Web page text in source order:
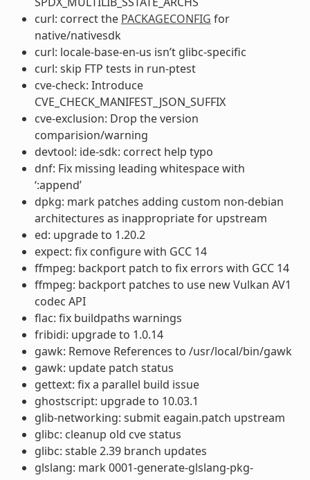
curl: correct the PACKAGECONFIG for
native/nativesdk
curl: locale-base-en-us isn’t glibc-specific
curl: skip FTP tests in run-ptest
cve-check: Introduce
CVE_CHECK_MANIFEST_JSON_SUFFIX
cve-exclusion: Drop the version
comparision/warning
devtool: ide-sdk: correct help typo
dnf: Fix missing leading whitespace with
‘:append’
dpkg: mark patches adding custom non-debian
architectures as inappropriate for upstream
ed: upgrade to 1.20.2
expect: fix configure with GCC 14
ffmpeg: backport patch to fix errors with GCC 14
ffmpeg: backport patches to use new Vulkan AV1
codec API
flac: fix buildpaths warnings
fribidi: upgrade to 1.0.14
gawk: Remove References to /usr/local/bin/gawk
gawk: update patch status
gettext: fix a parallel build issue
ghostscript: upgrade to 10.03.1
glib-networking: submit eagain.patch upstream
glibc: cleanup old cve status
glibc: stable 2.39 branch updates
glslang: mark 0001-generate-glslang-pkg-